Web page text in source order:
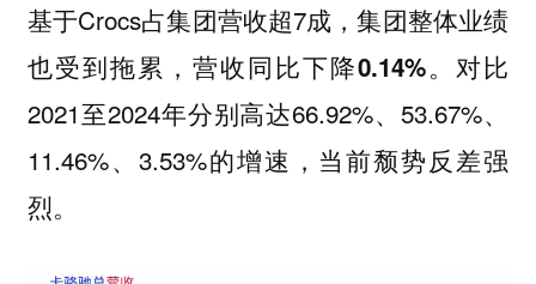
基于Crocs占集团营收超7成，集团整体业绩
也受到拖累，营收同比下降0.14%。对比
2021至2024年分别高达66.92%、53.67%、
11.46%、3.53%的增速， 当前颓势反差强
烈。